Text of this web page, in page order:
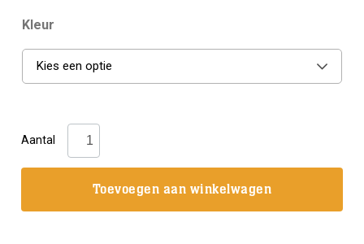
Kleur
Kies een optie
Aantal
Divesystem:
de
Toevoegen aan winkelwagen